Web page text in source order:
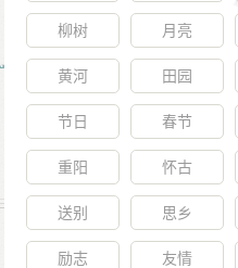
柳树 月亮
黄河 田园
节日 春节
重阳 怀古
送别 思乡
励志 友情